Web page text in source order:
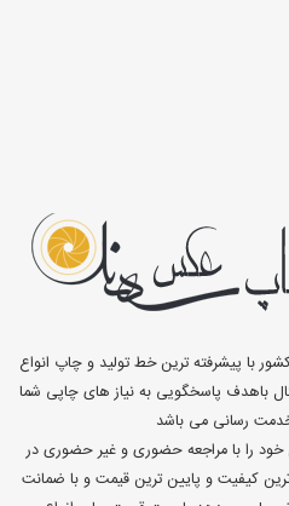
با پیشرفته ترین خط تولید و چاپ انواع
باهدف پاسخگویی به نیاز های چاپی شما
را با مراجعه حضوری و غیر حضوری در
کیفیت و پایین ترین قیمت و با ضمانت